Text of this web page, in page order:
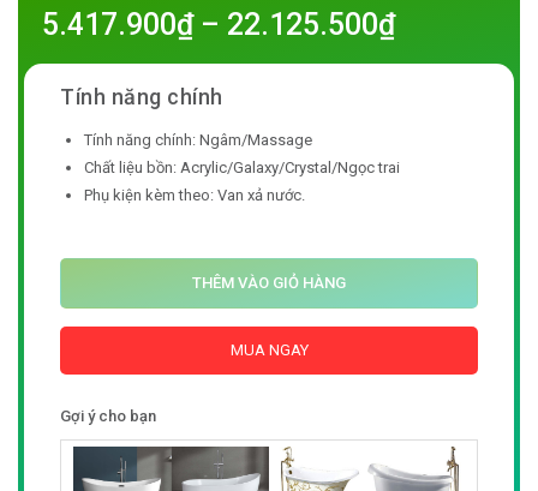
5.417.900₫– 22.125.500₫
Tính năng chính: Ngâm/Massage
Chất liệu bồn: Acrylic/Galaxy/Crystal/Ngọc trai
Phụ kiện kèm theo: Van xả nước.
THÊM VÀO GIỎ HÀNG
MUA NGAY
Gợi ý cho bạn